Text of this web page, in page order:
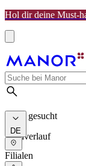
Hol dir deine Must-
Meist gesucht
Suchverlauf
DE
Filialen